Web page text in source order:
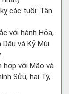
các tuổi: Tân
với hành Hỏa,
và Kỷ Mùi
hợp với Mão và
Sửu, hại Tý,